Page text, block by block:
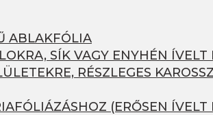
ABLAKFÓLIA
SÍK VAGY ENYHÉN
RÉSZLEGES
(ERŐSEN